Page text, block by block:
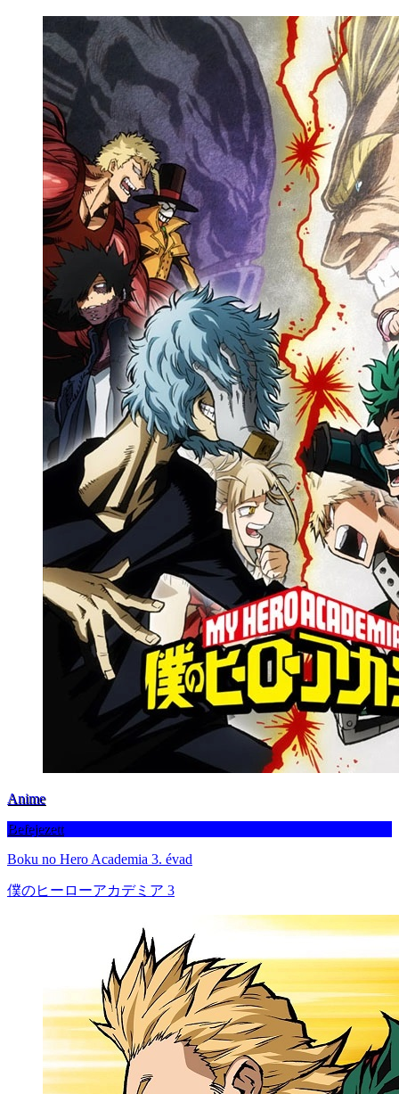
Anime
Befejezett
Boku no Hero Academia 3. évad
僕のヒーローアカデミア 3